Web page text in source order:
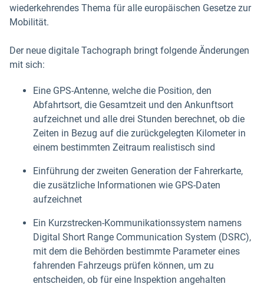
wiederkehrendes Thema für alle europäischen Gesetze zur
Mobilität.
Der neue digitale Tachograph bringt folgende Änderungen
mit sich:
Eine GPS-Antenne, welche die Position, den
Abfahrtsort, die Gesamtzeit und den Ankunftsort
aufzeichnet und alle drei Stunden berechnet, ob die
Zeiten in Bezug auf die zurückgelegten Kilometer in
einem bestimmten Zeitraum realistisch sind
Einführung der zweiten Generation der Fahrerkarte,
die zusätzliche Informationen wie GPS-Daten
aufzeichnet
Ein Kurzstrecken-Kommunikationssystem namens
Digital Short Range Communication System (DSRC),
mit dem die Behörden bestimmte Parameter eines
fahrenden Fahrzeugs prüfen können, um zu
entscheiden, ob für eine Inspektion angehalten